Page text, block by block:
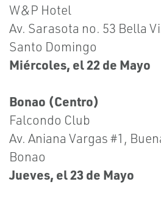
W&P Hotel
Av. Sarasota no. 53 Bella
Santo Domingo
Miércoles, el 22 de Mayo
Bonao (Centro)
Falcondo Club
Av. Aniana Vargas #1,
Bonao
Jueves, el 23 de Mayo